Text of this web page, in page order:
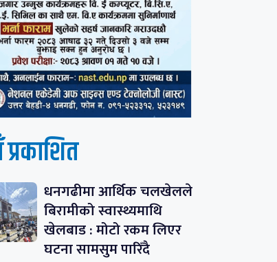
धनगढीमा आर्थिक चलखेलले
बिरामीको स्वास्थ्यमाथि
खेलबाड : मोटो रकम लिएर
घटना सामसुम पारिँदै